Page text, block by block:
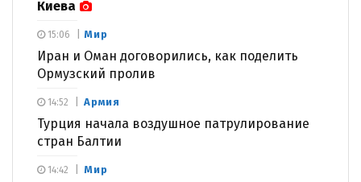
Киева
Мир
Иран и Оман договорились, как поделить
Ормузский пролив
15:06
Армия
Турция начала воздушное патрулирование
стран Балтии
14:52
Мир
14:42